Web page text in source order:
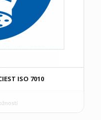
ISO 7010